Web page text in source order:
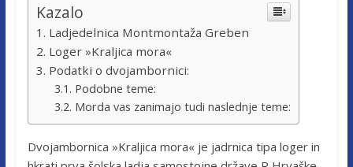
Kazalo
Ladjedelnica Montmontaža Greben
Loger »Kraljica mora«
Podatki o dvojambornici:
Podobne teme:
Morda vas zanimajo tudi naslednje teme:
Dvojambornica »Kraljica mora« je jadrnica tipa loger in